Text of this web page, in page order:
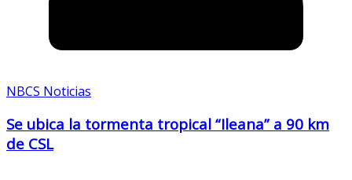
NBCS Noticias
Se ubica la tormenta tropical “Ileana” a 90 km
de CSL